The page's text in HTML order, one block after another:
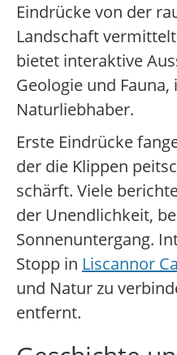
Eindrücke von der
Landschaft
bietet interaktive
Geologie und
Naturliebhaber.
Erste Eindrücke
der die Klippen
schärft. Viele
der Unendlichkeit,
Sonnenuntergang.
Stopp in Liscannor
und Natur zu
entfernt.